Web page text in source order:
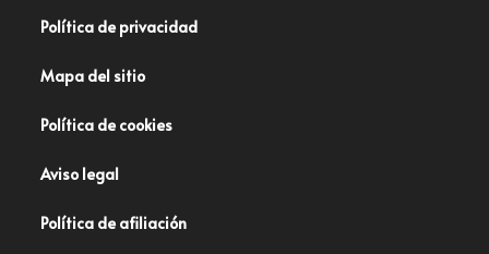
Política de privacidad
Mapa del sitio
Política de cookies
Aviso legal
Política de afiliación